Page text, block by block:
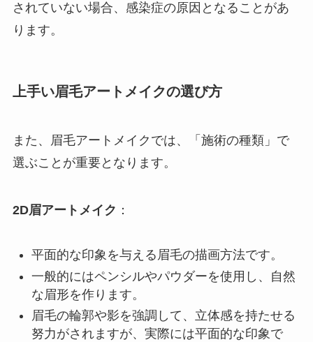
されていない場合、感染症の原因となることがあ
ります。
上手い眉毛アートメイクの選び方
また、眉毛アートメイクでは、「施術の種類」で
選ぶことが重要となります。
2D眉アートメイク ：
平面的な印象を与える眉毛の描画方法です。
一般的にはペンシルやパウダーを使用し、自然
な眉形を作ります。
眉毛の輪郭や影を強調して、立体感を持たせる
努力がされますが、実際には平面的な印象で